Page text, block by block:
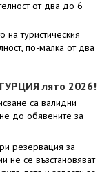
от два до 6
на туристическия
по-малка от два
лято 2026!
са валидни
до обявените за
резервация за
не се възстановяват